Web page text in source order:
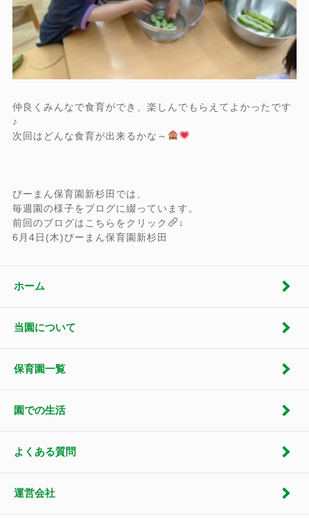
仲良くみんなで食育ができ、楽しんでもらえてよかったです
♪
次回はどんな食育が出来るかな～
ぴーまん保育園新杉田では、
毎週園の様子をブログに綴っています。
前回のブログはこちらをクリック
↓
6月4日(木)ぴーまん保育園新杉田
ホーム
当園について
保育園一覧
園での生活
よくある質問
運営会社